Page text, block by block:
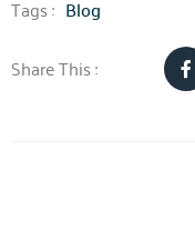
Tags : Blog
Share This :